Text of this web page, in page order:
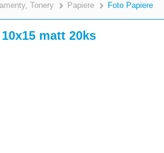
Tonery >
Papiere Foto Papiere
matt 20ks